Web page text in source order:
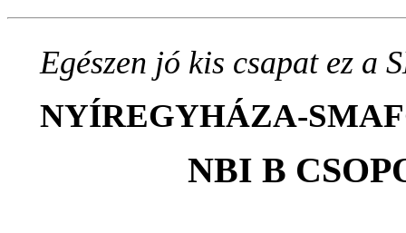
Egészen jó kis csapat ez a
NYÍREGYHÁZA-
NBI B